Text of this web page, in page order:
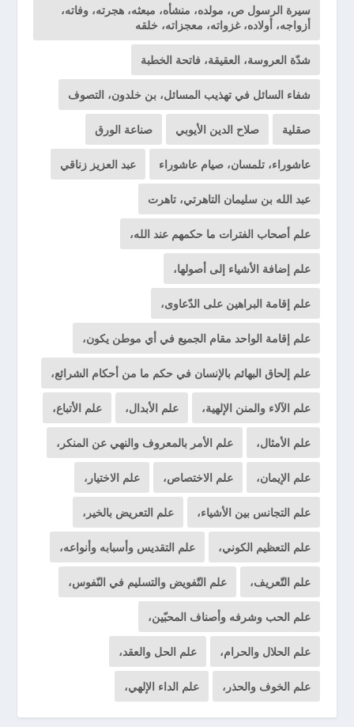
سيرة الرسول ص، مولده، منشأه، مبعثه، هجرته، وفاته،
أزواجه، أولاده، غزواته، معجزاته، خلقه
شدّة العروسة، العقيقة، فاتحة الخطبة
شفاء السائل في تهذيب المسائل، بن خلدون، التصوف
صقلية صلاح الدين الأيوبي صناعة الورق
عاشوراء، تلمسان، صيام عاشوراء عبد العزيز زناقي
عبد الله بن سليمان التاهرتي، تاهرت
علم أصحاب الفترات ما حكمهم عند الله،
علم إضافة الأشياء إلى أصولها،
علم إقامة البراهين على الدّعاوى،
علم إقامة الواحد مقام الجميع في أي موطن يكون،
علم إلحاق البهائم بالإنسان في حكم ما من أحكام الشرائع،
علم الآلاء والمنن الإلهية، علم الأبدال، علم الأتباع،
علم الأمثال، علم الأمر بالمعروف والنهي عن المنكر،
علم الإيمان، علم الاختصاص، علم الاختيار،
علم التجانس بين الأشياء، علم التعريض بالخير،
علم التعظيم الكوني، علم التقديس وأسبابه وأنواعه،
علم التّعريف، علم التّفويض والتسليم في النّفوس،
علم الحب وشرفه وأصناف المحبّين،
علم الحلال والحرام، علم الحل والعقد،
علم الخوف والحذر، علم الداء الإلهي،